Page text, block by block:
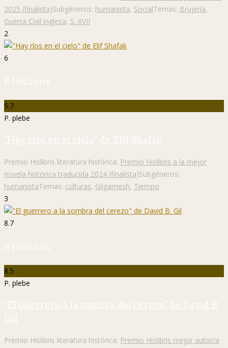
2025 (finalista)Subgéneros: humanista, SocialTemas: Brujería,
Guerra Civil inglesa, S. XVII
2
6
P. Hislibris
5.7
P. plebe
"Hay ríos en el cielo" de Elif Shafak
Premio Hislibris literatura histórica: Premio Hislibris a la mejor
novela histórica traducida 2024 (finalista)Subgéneros:
humanistaTemas: culturas, Gilgamesh, Tiempo
3
8.7
P. Hislibris
8.5
P. plebe
"El guerrero a la sombra del cerezo" de David B.
Gil
Premio Hislibris literatura histórica: Premio Hislibris mejor autor/a